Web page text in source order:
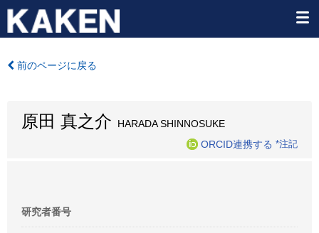
前のページに戻る
原田 真之介 HARADA SHINNOSUKE
ORCID連携する *注記
研究者番号